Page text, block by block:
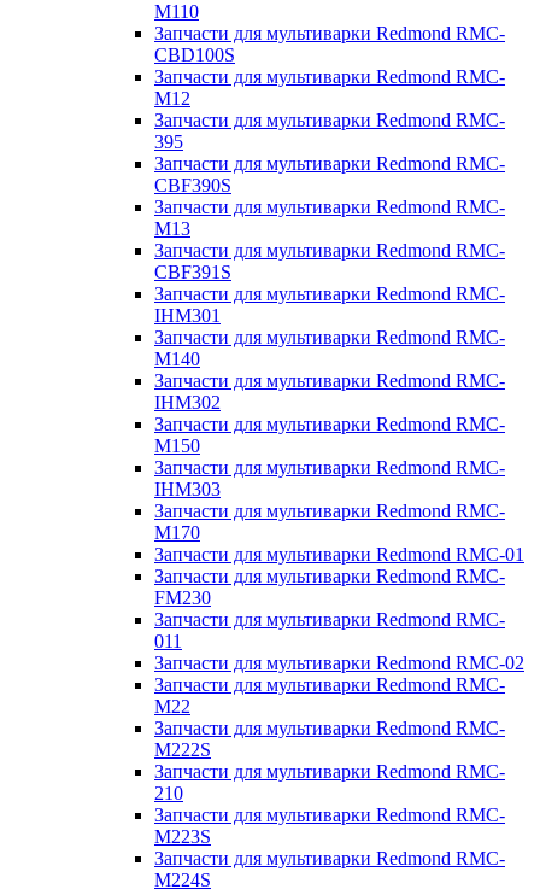
M110
Запчасти для мультиварки Redmond RMC-
CBD100S
Запчасти для мультиварки Redmond RMC-
M12
Запчасти для мультиварки Redmond RMC-
395
Запчасти для мультиварки Redmond RMC-
CBF390S
Запчасти для мультиварки Redmond RMC-
M13
Запчасти для мультиварки Redmond RMC-
CBF391S
Запчасти для мультиварки Redmond RMC-
IHM301
Запчасти для мультиварки Redmond RMC-
M140
Запчасти для мультиварки Redmond RMC-
IHM302
Запчасти для мультиварки Redmond RMC-
M150
Запчасти для мультиварки Redmond RMC-
IHM303
Запчасти для мультиварки Redmond RMC-
M170
Запчасти для мультиварки Redmond RMC-01
Запчасти для мультиварки Redmond RMC-
FM230
Запчасти для мультиварки Redmond RMC-
011
Запчасти для мультиварки Redmond RMC-02
Запчасти для мультиварки Redmond RMC-
M22
Запчасти для мультиварки Redmond RMC-
M222S
Запчасти для мультиварки Redmond RMC-
210
Запчасти для мультиварки Redmond RMC-
M223S
Запчасти для мультиварки Redmond RMC-
M224S